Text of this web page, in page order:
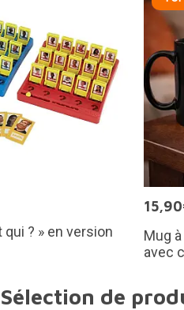
qui ? » en version
Mug
avec
Sélection de